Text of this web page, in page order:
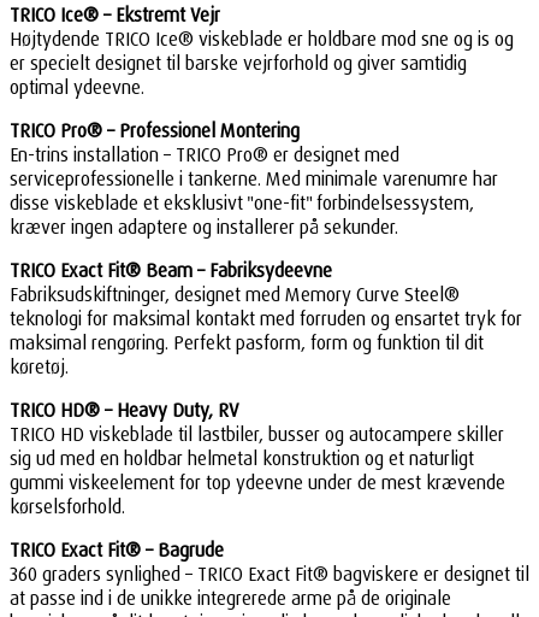
TRICO Ice® – Ekstremt Vejr
Højtydende TRICO Ice® viskeblade er holdbare mod sne og is og
er specielt designet til barske vejrforhold og giver samtidig
optimal ydeevne.
TRICO Pro® – Professionel Montering
En-trins installation – TRICO Pro® er designet med
serviceprofessionelle i tankerne. Med minimale varenumre har
disse viskeblade et eksklusivt "one-fit" forbindelsessystem,
kræver ingen adaptere og installerer på sekunder.
TRICO Exact Fit® Beam – Fabriksydeevne
Fabriksudskiftninger, designet med Memory Curve Steel®
teknologi for maksimal kontakt med forruden og ensartet tryk for
maksimal rengøring. Perfekt pasform, form og funktion til dit
køretøj.
TRICO HD® – Heavy Duty, RV
TRICO HD viskeblade til lastbiler, busser og autocampere skiller
sig ud med en holdbar helmetal konstruktion og et naturligt
gummi viskeelement for top ydeevne under de mest krævende
kørselsforhold.
TRICO Exact Fit® – Bagrude
360 graders synlighed – TRICO Exact Fit® bagviskere er designet til
at passe ind i de unikke integrerede arme på de originale